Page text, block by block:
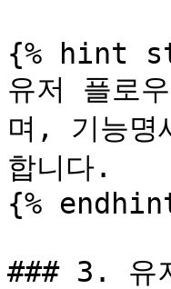
{% hint
유저 플로
며, 기능명
합니다.
{%
### 3. 유